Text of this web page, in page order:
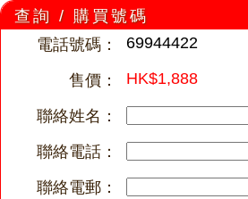
查詢 / 購買號碼
電話號碼：
69944422
售價： HK$1,888
聯絡姓名：
聯絡電話：
聯絡電郵：